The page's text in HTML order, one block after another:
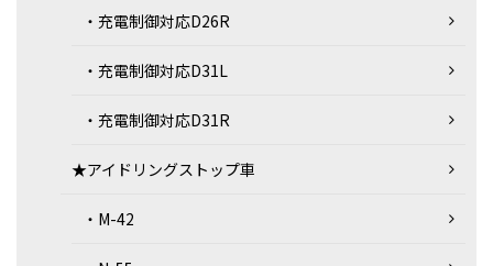
・充電制御対応D26R
・充電制御対応D31L
・充電制御対応D31R
★アイドリングストップ車
・M-42